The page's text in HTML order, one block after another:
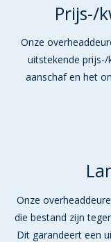
Prijs-/
Onze
uitstekende
aanschaf en het
Onze
die bestand zijn
Dit garandeert een